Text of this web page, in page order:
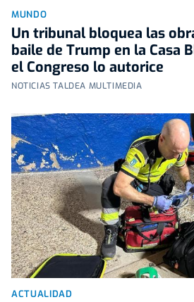
MUNDO
Un tribunal bloquea las
baile de Trump en la Casa
el Congreso lo autorice
NOTICIAS TALDEA MULTIMEDIA
ACTUALIDAD